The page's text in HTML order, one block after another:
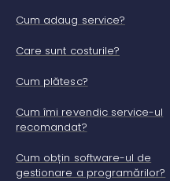
Cum adaug service?
Care sunt costurile?
Cum plătesc?
Cum îmi revendic service-ul
recomandat?
Cum obțin software-ul de
gestionare a programărilor?